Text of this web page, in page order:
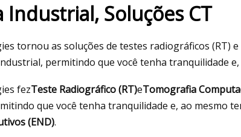
Seamless Limited informa
dos ganhos do primeiro
encerrado em 30 de junho de
Industrial, Soluções CT
tornou as soluções de testes radiográficos (RT)
permitindo que você tenha tranquilidade
fezTeste Radiográfico (RT)eTomografia
que você tenha tranquilidade e, ao mesmo
(END).